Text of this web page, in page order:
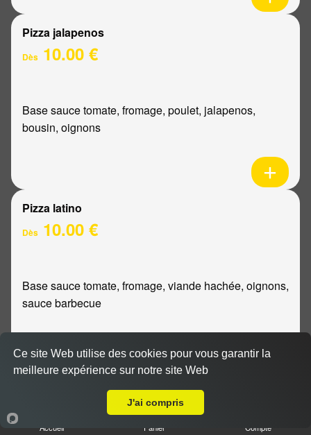
Pizza jalapenos
Dès 10.00 €
Base sauce tomate, fromage, poulet, jalapenos,
bousin, oignons
Pizza latino
Dès 10.00 €
Base sauce tomate, fromage, viande hachée, oignons,
sauce barbecue
Accueil Panier Compte
Ce site Web utilise des cookies pour vous garantir la
meilleure expérience sur notre site Web
J'ai compris